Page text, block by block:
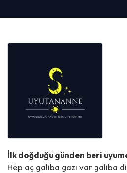
İlk doğduğu günden beri
Hep aç galiba gazı var galiba